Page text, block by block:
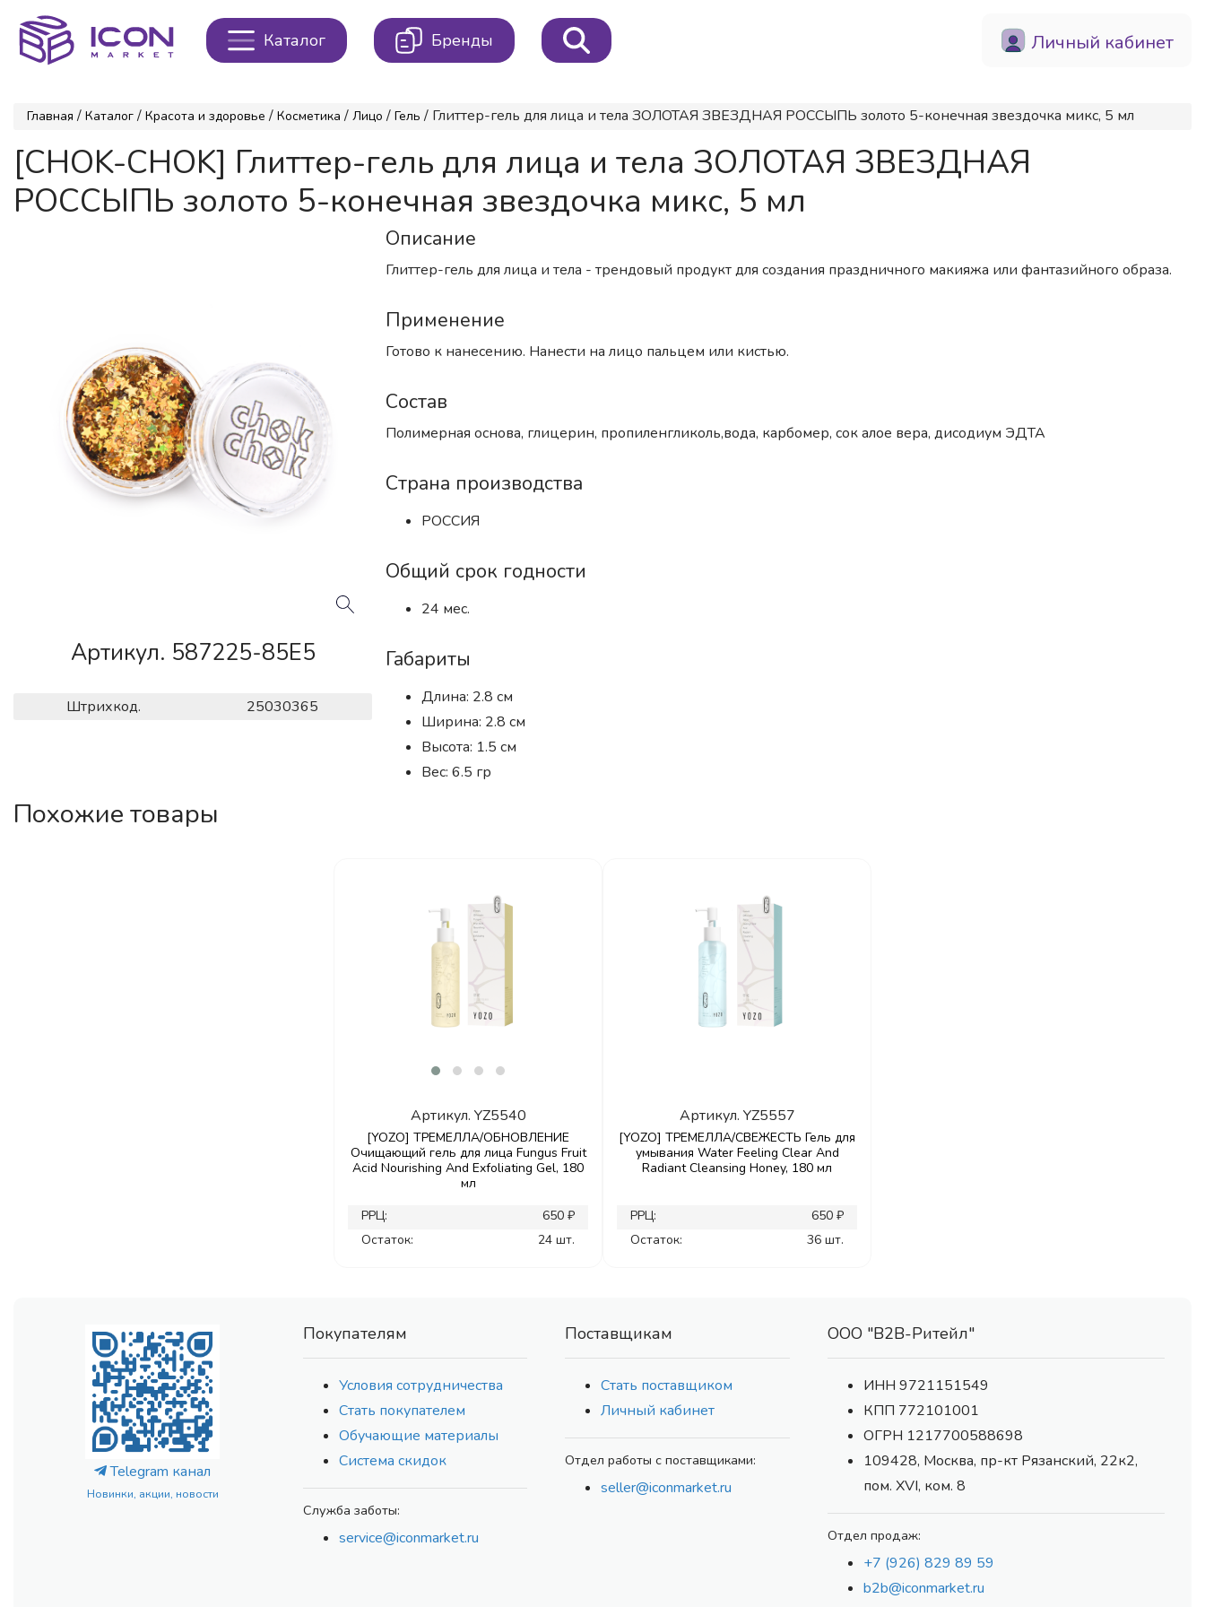
Каталог Бренды Личный кабинет
Главная / Каталог / Красота и здоровье / Косметика / Лицо / Гель / Глиттер-гель для лица и тела ЗОЛОТАЯ ЗВЕЗДНАЯ РОССЫПЬ золото 5-конечная звездочка микс, 5 мл
[CHOK-CHOK] Глиттер-гель для лица и тела ЗОЛОТАЯ ЗВЕЗДНАЯ
РОССЫПЬ золото 5-конечная звездочка микс, 5 мл
Артикул. 587225-85E5
Штрихкод. 25030365
Описание
Глиттер-гель для лица и тела - трендовый продукт для создания праздничного макияжа или фантазийного образа.
Применение
Готово к нанесению. Нанести на лицо пальцем или кистью.
Состав
Полимерная основа, глицерин, пропиленгликоль,вода, карбомер, сок алое вера, дисодиум ЭДТА
Страна производства
РОССИЯ
Общий срок годности
24 мес.
Габариты
Длина: 2.8 см
Ширина: 2.8 см
Высота: 1.5 см
Вес: 6.5 гр
Похожие товары
Артикул. YZ5540
[YOZO] ТРЕМЕЛЛА/ОБНОВЛЕНИЕ
Очищающий гель для лица Fungus Fruit
Acid Nourishing And Exfoliating Gel, 180
мл
РРЦ:
650 ₽
Остаток:
24 шт.
Артикул. YZ5557
[YOZO] ТРЕМЕЛЛА/СВЕЖЕСТЬ Гель для
умывания Water Feeling Clear And
Radiant Cleansing Honey, 180 мл
РРЦ:
650 ₽
Остаток:
36 шт.
Telegram канал
Новинки, акции, новости
Покупателям
Условия сотрудничества
Стать покупателем
Обучающие материалы
Система скидок
Служба заботы:
service@iconmarket.ru
Поставщикам
Стать поставщиком
Личный кабинет
Отдел работы с поставщиками:
seller@iconmarket.ru
ООО "В2В-Ритейл"
ИНН 9721151549
КПП 772101001
ОГРН 1217700588698
109428, Москва, пр-кт Рязанский, 22к2,
пом. XVI, ком. 8
Отдел продаж:
+7 (926) 829 89 59
b2b@iconmarket.ru